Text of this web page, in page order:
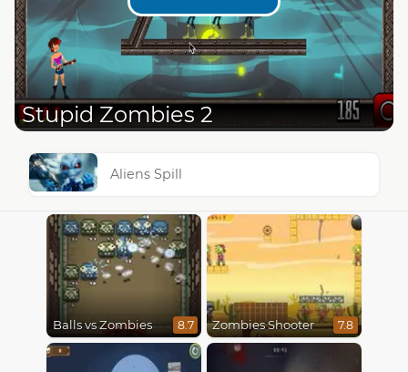
Stupid Zombies 2
Aliens Spill
Balls vs Zombies 8.7 Zombies Shooter 7.8